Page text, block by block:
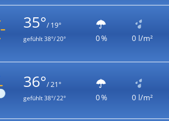
35°/ 19°
gefühlt38°/ 20° 0 % 0 l/m²
36°/ 21°
gefühlt38°/ 22° 0 % 0 l/m²